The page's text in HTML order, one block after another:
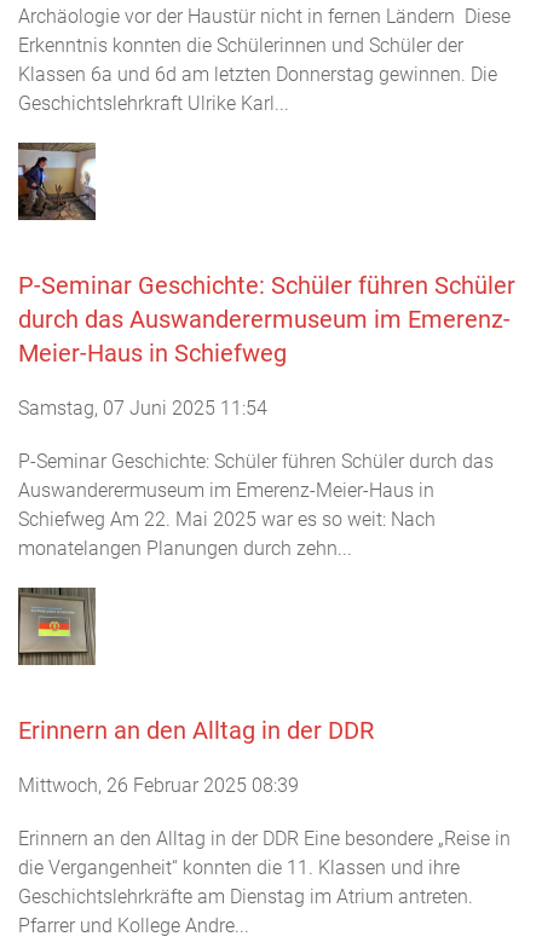
Archäologie vor der Haustür nicht in fernen Ländern Diese
Erkenntnis konnten die Schülerinnen und Schüler der
Klassen 6a und 6d am letzten Donnerstag gewinnen. Die
Geschichtslehrkraft Ulrike Karl...
P-Seminar Geschichte: Schüler führen Schüler
durch das Auswanderermuseum im Emerenz-
Meier-Haus in Schiefweg
Samstag, 07 Juni 2025 11:54
P-Seminar Geschichte: Schüler führen Schüler durch das
Auswanderermuseum im Emerenz-Meier-Haus in
Schiefweg Am 22. Mai 2025 war es so weit: Nach
monatelangen Planungen durch zehn...
Erinnern an den Alltag in der DDR
Mittwoch, 26 Februar 2025 08:39
Erinnern an den Alltag in der DDR Eine besondere „Reise in
die Vergangenheit“ konnten die 11. Klassen und ihre
Geschichtslehrkräfte am Dienstag im Atrium antreten.
Pfarrer und Kollege Andre...